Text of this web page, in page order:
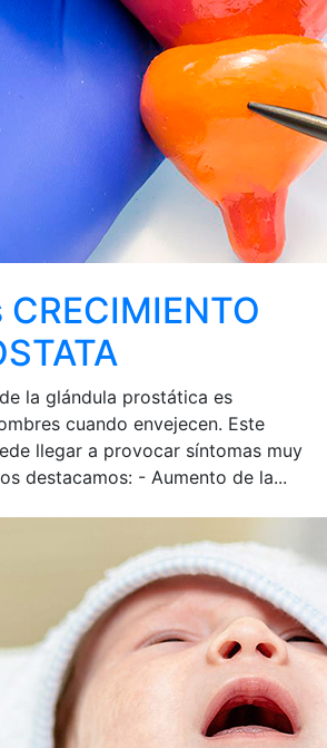
la glándula prostática es
cuando envejecen. Este
llegar a provocar síntomas muy
destacamos: - Aumento de la...